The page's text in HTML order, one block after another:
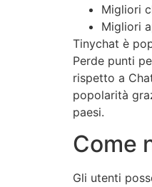
Migliori
Migliori
Tinychat è
Perde punti
rispetto a
popolarità
paesi.
Come
Gli utenti